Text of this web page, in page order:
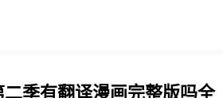
季有翻译漫画完整版吗全